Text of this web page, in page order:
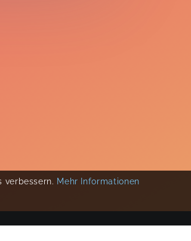
verbessern. Mehr Informationen